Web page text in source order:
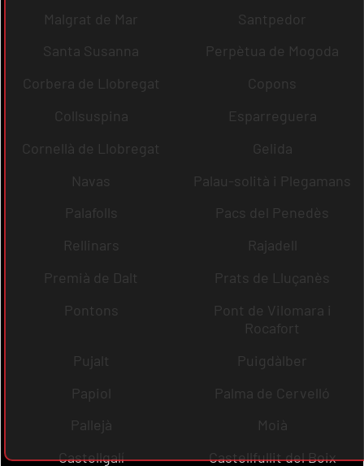
Malgrat de Mar
Santpedor
Santa Susanna
Perpètua de Mogoda
Corbera de Llobregat
Copons
Collsuspina
Esparreguera
Cornellà de Llobregat
Gelida
Navas
Palau-solità i Plegamans
Palafolls
Pacs del Penedès
Rellinars
Rajadell
Premià de Dalt
Prats de Lluçanès
Pontons
Pont de Vilomara i
Rocafort
Pujalt
Puigdàlber
Papiol
Palma de Cervelló
Pallejà
Moià
Castellgalí
Castellfullit del Boix